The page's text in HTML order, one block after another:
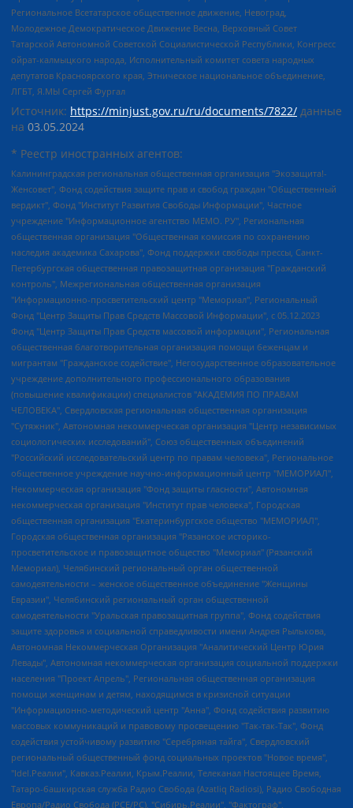
Региональное Всетатарское общественное движение, Невоград,
Молодежное Демократическое Движение Весна, Верховный Совет
Татарской Автономной Советской Социалистической Республики, Конгресс
ойрат-калмыцкого народа, Исполнительный комитет совета народных
депутатов Красноярского края, Этническое национальное объединение,
ЛГБТ, Я.МЫ Сергей Фургал
Источник: https://minjust.gov.ru/ru/documents/7822/ данные
на 03.05.2024
* Реестр иностранных агентов:
Калининградская региональная общественная организация "Экозащита!-Женсовет", Фонд содействия защите прав и свобод граждан "Общественный вердикт", Фонд "Институт Развития Свободы Информации", Частное учреждение "Информационное агентство МЕМО. РУ", Региональная общественная организация "Общественная комиссия по сохранению наследия академика Сахарова", Фонд поддержки свободы прессы, Санкт-Петербургская общественная правозащитная организация "Гражданский контроль", Межрегиональная общественная организация "Информационно-просветительский центр "Мемориал", Региональный Фонд "Центр Защиты Прав Средств Массовой Информации", с 05.12.2023 Фонд "Центр Защиты Прав Средств массовой информации", Региональная общественная благотворительная организация помощи беженцам и мигрантам "Гражданское содействие", Негосударственное образовательное учреждение дополнительного профессионального образования (повышение квалификации) специалистов "АКАДЕМИЯ ПО ПРАВАМ ЧЕЛОВЕКА", Свердловская региональная общественная организация "Сутяжник", Автономная некоммерческая организация "Центр независимых социологических исследований", Союз общественных объединений "Российский исследовательский центр по правам человека", Региональное общественное учреждение научно-информационный центр "МЕМОРИАЛ", Некоммерческая организация "Фонд защиты гласности", Автономная некоммерческая организация "Институт прав человека", Городская общественная организация "Екатеринбургское общество "МЕМОРИАЛ", Городская общественная организация "Рязанское историко-просветительское и правозащитное общество "Мемориал" (Рязанский Мемориал), Челябинский региональный орган общественной самодеятельности – женское общественное объединение "Женщины Евразии", Челябинский региональный орган общественной самодеятельности "Уральская правозащитная группа", Фонд содействия защите здоровья и социальной справедливости имени Андрея Рылькова, Автономная Некоммерческая Организация "Аналитический Центр Юрия Левады", Автономная некоммерческая организация социальной поддержки населения "Проект Апрель", Региональная общественная организация помощи женщинам и детям, находящимся в кризисной ситуации "Информационно-методический центр "Анна", Фонд содействия развитию массовых коммуникаций и правовому просвещению "Так-так-Так", Фонд содействия устойчивому развитию "Серебряная тайга", Свердловский региональный общественный фонд социальных проектов "Новое время", "Idel.Реалии", Кавказ.Реалии, Крым.Реалии, Телеканал Настоящее Время, Татаро-башкирская служба Радио Свобода (Azatliq Radiosi), Радио Свободная Европа/Радио Свобода (PCE/PC), "Сибирь.Реалии", "Фактограф", Благотворительный фонд помощи осужденным и их семьям, Автономная некоммерческая организация "Институт глобализации и социальных движений", Фонд "В защиту прав заключенных", Частное учреждение "Центр поддержки и содействия развитию средств массовой информации", Пензенский региональный общественный благотворительный фонд "Гражданский союз", "Север.Реалии", Некоммерческая организация Фонд "Правовая инициатива", Общество с ограниченной ответственностью "Радио Свободная Европа/Радио Свобода", Чешское информационное агентство "MEDIUM-ORIENT", Красноярская региональная общественная организация "Мы против СПИДа", Камалягин Денис Николаевич, Маркелов Сергей Евгеньевич, Пономарев Лев Александрович, Савицкая Людмила Алексеевна, Автономная некоммерческая организация "Центр по работе с проблемой насилия "НАСИЛИЮ.НЕТ", Межрегиональный профессиональный союз работников здравоохранения "Альянс врачей", Юридическое лицо, зарегистрированное в Латвийской Республике, SIA "Medusa Project" (регистрационный номер 40103797863, дата регистрации 10.06.2014), Некоммерческая организация "Фонд по борьбе с коррупцией", Автономная некоммерческая организация "Институт права и публичной политики", Баданин Роман Сергеевич, Гликин Максим Александрович, Железнова Мария Михайловна, Лукьянова Юлия Сергеевна, Маетная Елизавета Витальевна, Маняхин Петр Борисович, Чуракова Ольга Владимировна, Ярош Юлия Петровна, Юридическое лицо "The Insider SIA", зарегистрированное в Риге, Латвийская Республика (дата регистрации 26.06.2015), являющееся администратором доменного имени интернет-издания "The Insider SIA", https://theins.ru, Постернак Алексей Евгеньевич, Рубин Михаил Аркадьевич, Анин Роман Александрович, Юридическое лицо Istories fonds, зарегистрированное в Латвийской Республике (регистрационный номер 50008295751, дата регистрации 24.02.2020), Великовский Дмитрий Александрович, Долинина Ирина Николаевна, Мароховская Алеся Алексеевна, Шлейнов Роман Юрьевич, Шмагун Олеся Валентиновна, Общество с ограниченной ответственностью "Альтаир 2021", Общество с ограниченной ответственностью "Вега 2021", Общество с ограниченной ответственностью "Главный редактор 2021", Общество с ограниченной ответственностью "Ромашки монолит", Важенков Артем Валерьевич, Ивановская областная общественная организация "Центр гендерных исследований", Гурман Юрий Альбертович, Медиапроект "ОВД-Инфо", Егоров Владимир Владимирович, Жилинский Владимир Александрович, Общество с ограниченной ответственностью "ЗП", Иванова София Юрьевна, Карезина Инна Павловна, Кильтау Екатерина Викторовна, Петров Алексей Викторович, Пискунов Сергей Евгеньевич, Смирнов Сергей Сергеевич, Тихонов Михаил Сергеевич, Общество с ограниченной ответственностью "ЖУРНАЛИСТ-ИНОСТРАННЫЙ АГЕНТ", Арапова Галина Юрьевна, Вольтская Татьяна Анатольевна, Американская компания "Mason G.E.S. Anonymous Foundation" (США), являющаяся владельцем интернет-издания https://mnews.world/, Компания "Stichting Bellingcat", зарегистрированная в Нидерландах (дата регистрации 11.07.2018), Захаров Андрей Вячеславович, Клепиковская Екатерина Дмитриевна, Общество с ограниченной ответственностью "МЕМО", Перл Роман Александрович, Симонов Евгений Алексеевич, Соловьева Елена Анатольевна, Сотников Даниил Владимирович, Сурначева Елизавета Дмитриевна, Автономная некоммерческая организация по защите прав человека и информированию населения "Якутия – Наше Мнение", Общество с ограниченной ответственностью "Москоу диджитал медиа", с 26.01.2023 Общество с ограниченной ответственностью "Чайка Белые сады", Ветошкина Валерия Валерьевна, Заговора Максим Александрович, Межрегиональное общественное движение "Российская ЛГБТ - сеть", Оленичев Максим Владимирович, Павлов Иван Юрьевич, Скворцова Елена Сергеевна, Общество с ограниченной ответственностью "Как бы инагент", Кочетков Игорь Викторович, Общество с ограниченной ответственностью "Честные выборы", Еланчик Олег Александрович, Общество с ограниченной ответственностью "Нобелевский призыв", Гималова Регина Эмилевна, Григорьев Андрей Валерьевич, Григорьева Алина Александровна, Ассоциация по содействию защите прав призывников, альтернативнослужащих и военнослужащих "Правозащитная группа "Гражданин.Армия.Право", Хисамова Регина Фаритовна, Автономная некоммерческая организация по реализации социально-правовых программ "Лилит", Дальневосточное общественное движение "Маяк", Санкт-Петербургская ЛГБТ-инициативная группа "Выход", Инициативная группа ЛГБТ+ "Реверс", Алексеев Андрей Викторович, Бекбулатова Таисия Львовна, Беляев Иван Михайлович, Владыкина Елена Сергеевна, Гельман Марат Александрович, Никульшина Вероника Юрьевна, Толоконникова Надежда Андреевна, Шендерович Виктор Анатольевич, Общество с ограниченной ответственностью "Данное сообщение", Общество с ограниченной ответственностью Издательский дом "Новая глава", Айнбиндер Александра Александровна, Московский комьюнити-центр для ЛГБТ+инициатив, Благотворительный фонд развития филантропии, Deutsche Welle (Германия, Kurt-Schumacher-Strasse 3, 53113 Bonn), Борзунова Мария Михайловна, Воробьев Виктор Викторович, Голубева Анна Львовна, Константинова Алла Михайловна, Малкова Ирина Владимировна, Мурадов Мурад Абдулгалимович, Осетинская Елизавета Николаевна, Понасенков Евгений Николаевич, Ганапольский Матвей Юрьевич, Киселев Евгений Алексеевич, Борухович Ирина Григорьевна, Дремин Иван Тимофеевич, Дубровский Дмитрий Викторович, Красноярская региональная общественная организация поддержки и развития альтернативных образовательных технологий и межкультурных коммуникаций "ИНТЕРРА", Маяковская Екатерина Алексеевна, Фейгин Марк Захарович, Филимонов Андрей Викторович, Дзугкоева Регина Николаевна, Доброхотов Роман Александрович, Дудь Юрий Александрович, Елкин Сергей Владимирович, Кругликов Кирилл Игоревич, Сабунаева Мария Леонидовна, Семенов Алексей Владимирович, Шаинян Карен Багратович, Шульман Екатерина Михайловна, Асафьев Артур Валерьевич, Вахштайн Виктор Семенович, Венедиктов Алексей Алексеевич, Лушникова Екатерина Евгеньевна, Волков Леонид Михайлович, Невзоров Александр Глебович, Пархоменко Сергей Борисович, Сироткин Ярослав Николаевич, Кара-Мурза Владимир Владимирович, Баранова Наталья Владимировна, Гозман Леонид Яковлевич, Кагарлицкий Борис Юльевич, Климарев Михаил Валерьевич, Милов Владимир Станиславович, Автономная некоммерческая организация Краснодарский центр современного искусства "Типография", Моргенштерн Алишер Тагирович, Соболь Любовь Эдуардовна, Общество с ограниченной ответственностью "ЛИЗА НОРМ", Каспаров Гарри Кимович, Ходорковский Михаил Борисович, Общество с ограниченной ответственностью "Апрельские тезисы", Данилович Ирина Брониславовна, Кашин Олег Владимирович, Петров Николай Владимирович, Пивоваров Алексей Владимирович, Соколов Михаил Владимирович, Цветкова Юлия Владимировна, Чичваркин Евгений Александрович, Комитет против пыток/Команда против пыток, Общество с ограниченной ответственностью "Первый научный", Общество с ограниченной ответственностью "Вертолет и ко", Белоцерковская Вероника Борисовна, Кац Максим Евгеньевич, Лазарева Татьяна Юрьевна, Шаведдинов Руслан Табризович, Яшин Илья Валерьевич, Общество с ограниченной ответственностью "Иноагент ААВ", Алешковский Дмитрий Петрович, Альбац Евгения Марковна, Быков Дмитрий Львович, Галямина Юлия Евгеньевна, Лойко Сергей Леонидович, Мартынов Кирилл Константинович, Медведев Сергей Александрович, Крашенинников Федор Геннадиевич, Гордеева Катерина Вл